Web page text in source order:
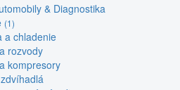
& Diagnostika
(1)
a chladenie
rozvody
kompresory